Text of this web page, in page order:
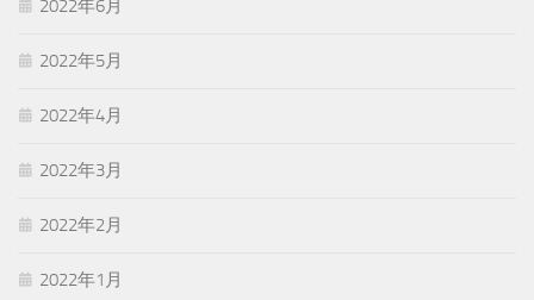
2022年6月
2022年5月
2022年4月
2022年3月
2022年2月
2022年1月